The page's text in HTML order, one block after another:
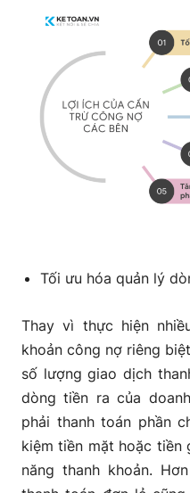
Tối ưu hóa quản lý
Thay vì thực hiện
khoản công nợ riêng
số lượng giao dịch
dòng tiền ra của
phải thanh toán phần
kiệm tiền mặt hoặc tiền
năng thanh khoản.